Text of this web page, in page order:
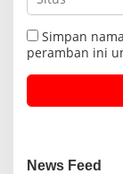
Simpan
peramban ini
News Feed